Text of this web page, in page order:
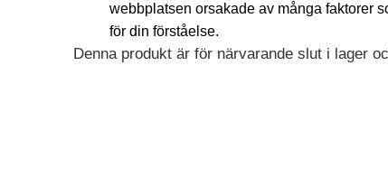
webbplatsen orsakade av många faktorer
för din förståelse.
Denna produkt är för närvarande slut i lager